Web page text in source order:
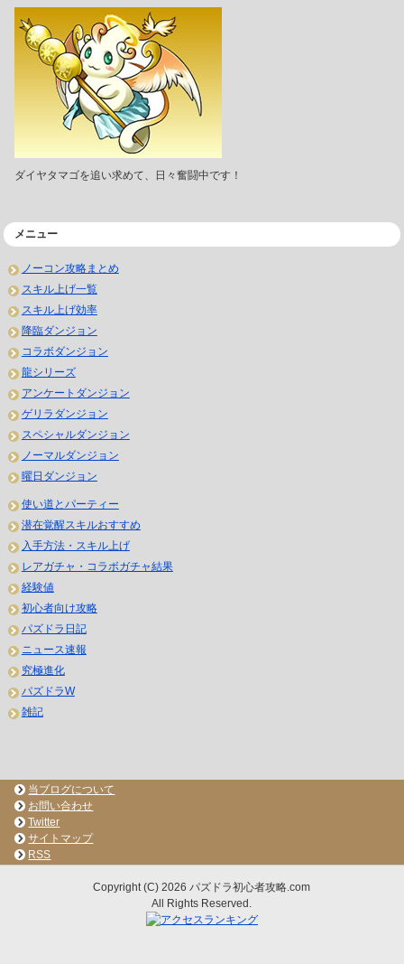
ダイヤタマゴを追い求めて、日々奮闘中です！
メニュー
ノーコン攻略まとめ
スキル上げ一覧
スキル上げ効率
降臨ダンジョン
コラボダンジョン
龍シリーズ
アンケートダンジョン
ゲリラダンジョン
スペシャルダンジョン
ノーマルダンジョン
曜日ダンジョン
使い道とパーティー
潜在覚醒スキルおすすめ
入手方法・スキル上げ
レアガチャ・コラボガチャ結果
経験値
初心者向け攻略
パズドラ日記
ニュース速報
究極進化
パズドラW
雑記
当ブログについて
お問い合わせ
Twitter
サイトマップ
RSS
Copyright (C) 2026 パズドラ初心者攻略.com
All Rights Reserved.